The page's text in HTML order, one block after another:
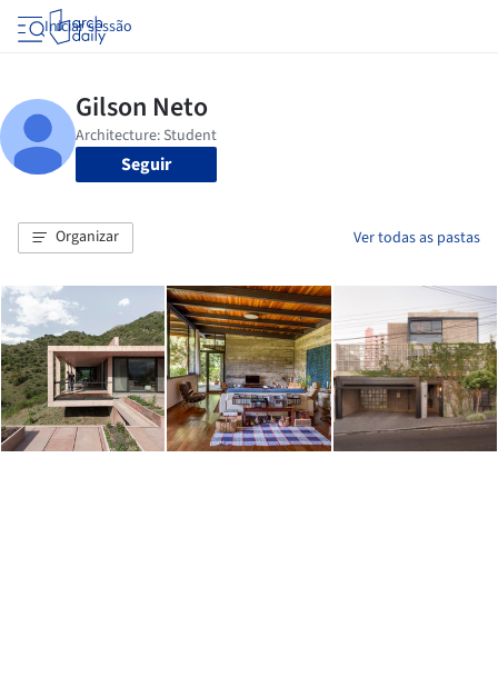
Iniciar sessão
Seguir
Organizar Ver todas as pastas